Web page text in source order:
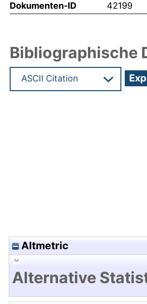
Dokumenten-ID 42199
Bibliographische
Altmetric
Alternative